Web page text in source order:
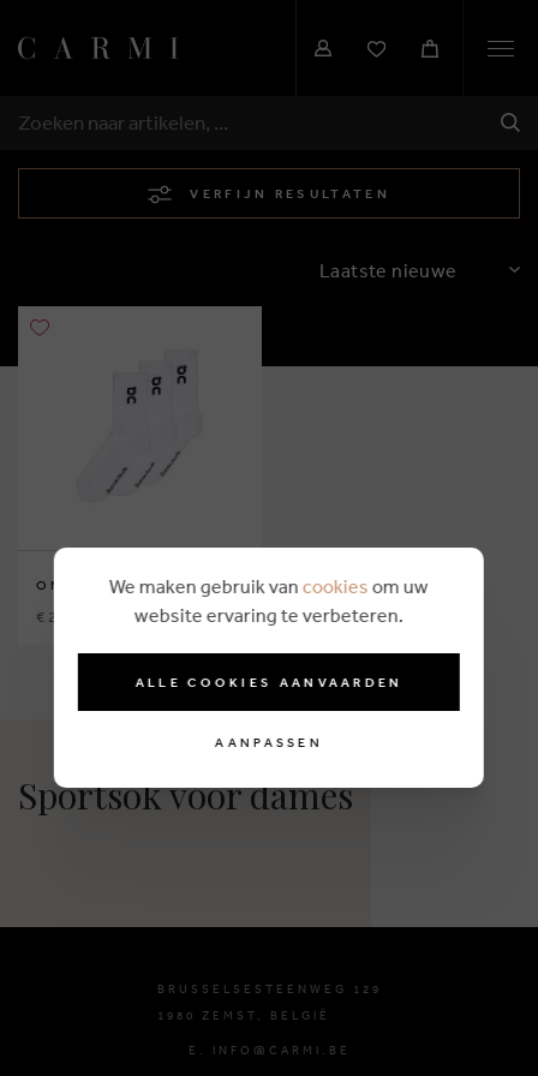
ZOEKEN
VERFIJN RESULTATEN
SORTEREN
ON RUNNING
€ 24,99
Sportsok voor dames
BRUSSELSESTEENWEG 129
1980 ZEMST, BELGIË
E. INFO@CARMI.BE
We maken gebruik van cookies om uw
website ervaring te verbeteren.
ALLE COOKIES AANVAARDEN
AANPASSEN